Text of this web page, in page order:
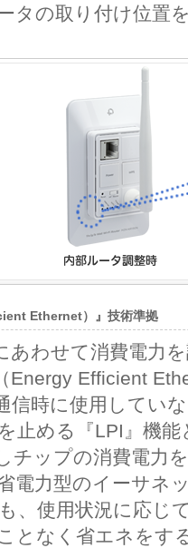
タの取り付け位置
Ethernet）』技術準拠
あわせて消費電力
Energy Efficient
信時に使用してい
止める『LPI』機
チップの消費電力
電力型のイーサネ
、使用状況に応じ
となく省エネをす